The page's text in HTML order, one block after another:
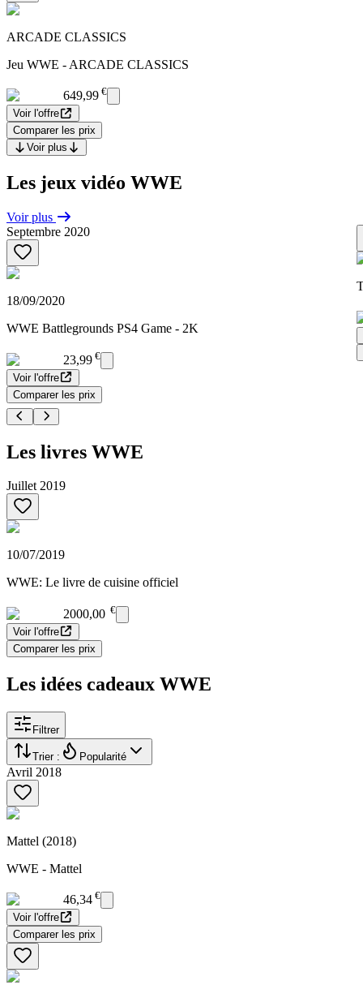
ARCADE CLASSICS
Jeu WWE - ARCADE CLASSICS
649,99 €
Voir l'offre
Comparer les prix
Voir plus
Les jeux vidéo WWE
Voir plus
Septembre 2020
18/09/2020
WWE Battlegrounds PS4 Game - 2K
23,99 €
Voir l'offre
Comparer les prix
Les livres WWE
Juillet 2019
10/07/2019
WWE: Le livre de cuisine officiel
2000,00 €
Voir l'offre
Comparer les prix
Les idées cadeaux WWE
Filtrer
Trier : Popularité
Avril 2018
Mattel (2018)
WWE - Mattel
46,34 €
Voir l'offre
Comparer les prix